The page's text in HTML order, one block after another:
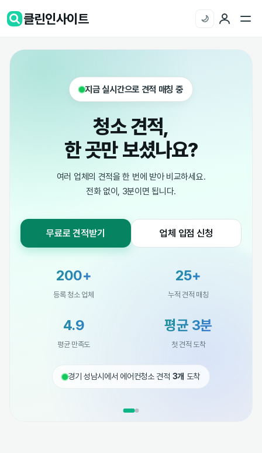
클린인사이트 🌙
지금 실시간으로 견적 매칭 중
청소 견적,
한 곳만 보셨나요?
여러 업체의 견적을 한 번에 받아 비교하세요.
전화 없이, 3분이면 됩니다.
경기 성남시에서 에어컨청소 견적 3개 도착
200+
등록 청소 업체
25+
누적 견적 매칭
4.9
평균 만족도
평균 3분
첫 견적 도착
무료로 견적받기 업체 입점 신청